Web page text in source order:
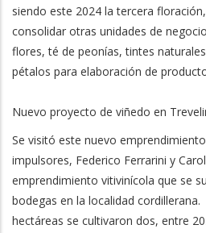
siendo este 2024 la tercera
consolidar otras unidades de
flores, té de peonías, tintes
pétalos para elaboración de
Nuevo proyecto de viñedo en
Se visitó este nuevo
impulsores, Federico Ferrarini y
emprendimiento vitivinícola que se
bodegas en la localidad
hectáreas se cultivaron dos, entre